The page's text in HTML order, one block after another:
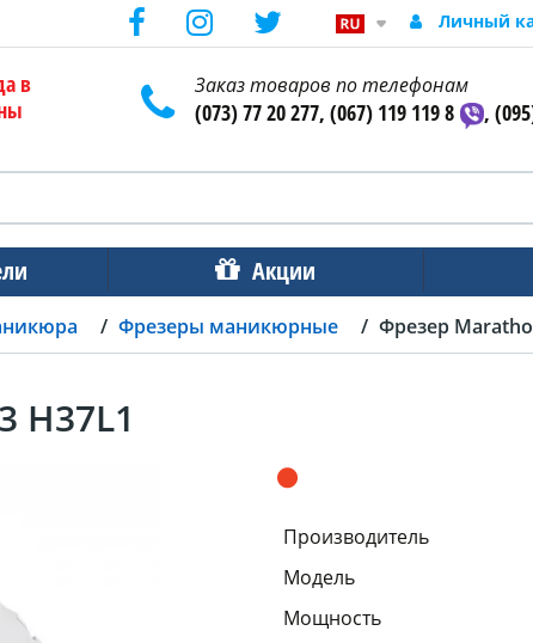
Личный
в
Заказ товаров по телефонам
(073) 77 20 277, (067) 119 119 8 ,
Акции
Фрезеры маникюрные Фрезер
H37L1
Производитель
Модель
Мощность